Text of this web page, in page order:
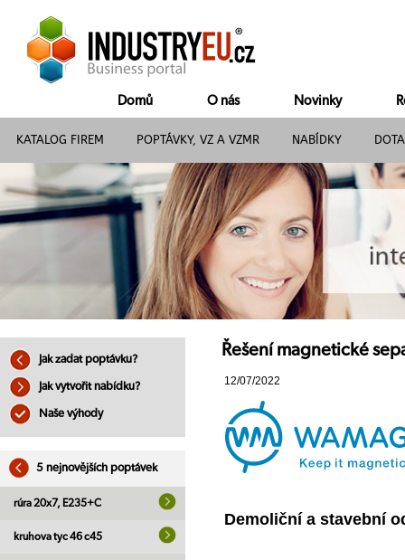
Domů O nás Novinky
KATALOG FIREM POPTÁVKY, VZ A VZMR NABÍDKY
Jak zadat poptávku?
Jak vytvořit nabídku?
Naše výhody
5 nejnovějších poptávek
rúra 20x7, E235+C
kruhova tyc 46 c45
Řešení magnetické
12/07/2022
Demoliční a stavební